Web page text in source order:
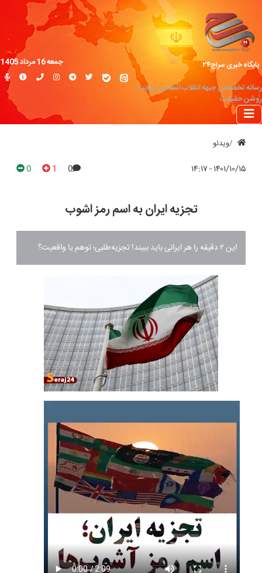
پایگاه خبری سراج۲۴
رسانه تخصصی جبهه انقلاب اسلامی؛ روایت
روشن حقیقت
جمعه 16 مرداد 1405
ویدئو
۱۴۰۱/۱۰/۱۵ - ۱۴:۱۷ 0
1
0
تجزیه ایران به اسم رمز اشوب
این ۲ دقیقه را هر ایرانی باید ببیند! تجزیه‌طلبی؛ توهم یا واقعیت؟